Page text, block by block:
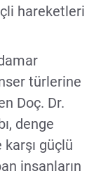
hareketleri
türlerine
Doç. Dr.
denge
karşı güçlü
insanların